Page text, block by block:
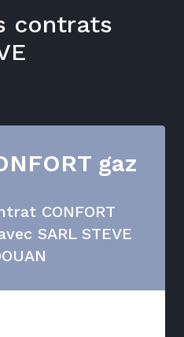
contrats
gaz
CONFORT
SARL STEVE